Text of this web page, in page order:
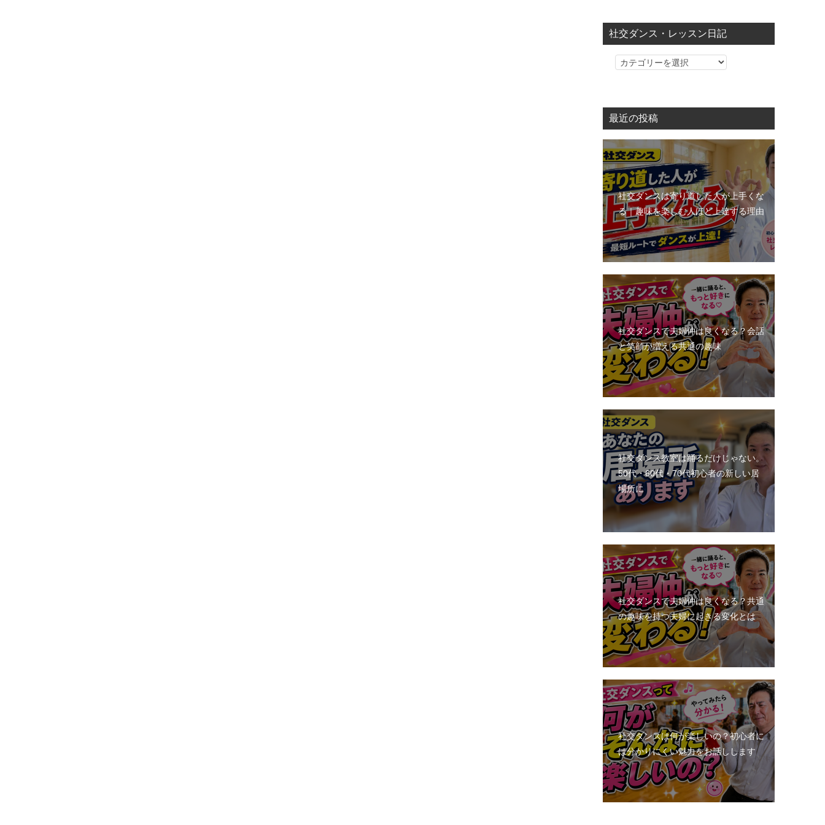
社交ダンス・レッスン日記
社
ン
ス・
レ
ッ
ス
ン
日
記
最近の投稿
社交ダンスは寄り道した人が上手くな
る｜趣味を楽しむ人ほど上達する理由
社交ダンスで夫婦仲は良くなる？会話
と笑顔が増える共通の趣味
社交ダンス教室は踊るだけじゃない。
50代・60代・70代初心者の新しい居
場所に
社交ダンスで夫婦仲は良くなる？共通
の趣味を持つ夫婦に起きる変化とは
社交ダンスは何が楽しいの？初心者に
は分かりにくい魅力をお話しします